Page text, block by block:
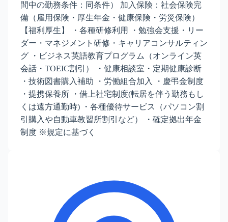
間中の勤務条件：同条件） 加入保険：社会保険完
備（雇用保険・厚生年金・健康保険・労災保険）
【福利厚生】 ・各種研修利用 ・勉強会支援・リー
ダー・マネジメント研修・キャリアコンサルティン
グ ・ビジネス英語教育プログラム（オンライン英
会話・TOEIC割引） ・健康相談室・定期健康診断
・技術図書購入補助 ・労働組合加入 ・慶弔金制度
・提携保養所 ・借上社宅制度(転居を伴う勤務もし
くは遠方通勤時) ・各種優待サービス（パソコン割
引購入や自動車教習所割引など） ・確定拠出年金
制度 ※規定に基づく